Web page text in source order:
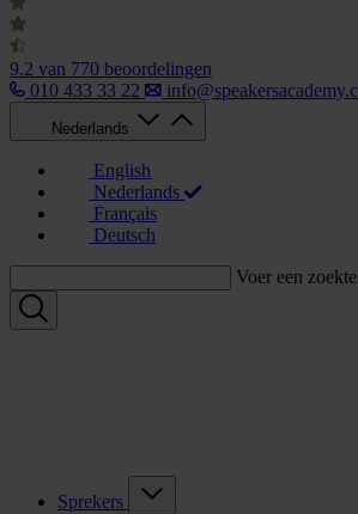
9.2 van 770 beoordelingen
010 433 33 22
Nederlands
English
Nederlands
Français
Deutsch
Voer een
Sprekers